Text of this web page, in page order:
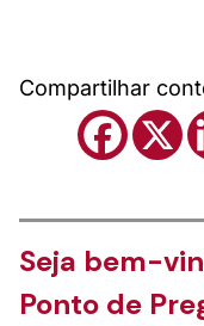
Compartilhar
Seja bem-
Ponto de